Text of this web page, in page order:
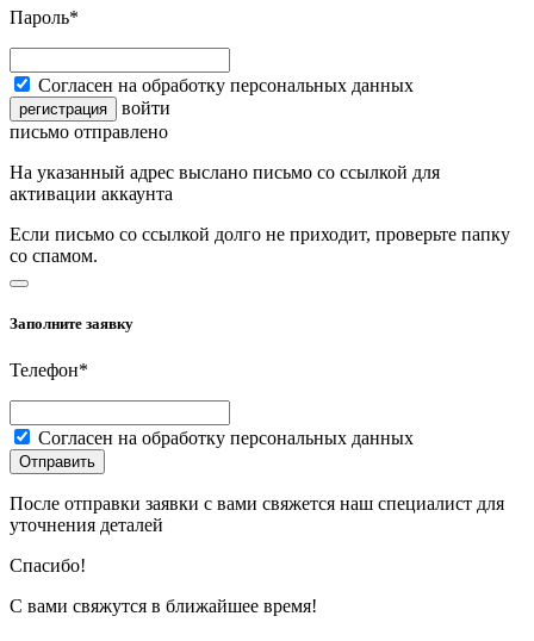
Пароль*
Согласен на обработку персональных данных
регистрация
войти
письмо отправлено
На указанный адрес выслано письмо со ссылкой для
активации аккаунта
Если письмо со ссылкой долго не приходит, проверьте папку
со спамом.
Заполните заявку
Телефон*
Согласен на обработку персональных данных
Отправить
После отправки заявки с вами свяжется наш специалист для
уточнения деталей
Спасибо!
С вами свяжутся в ближайшее время!